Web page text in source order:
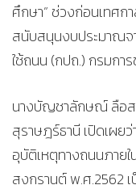
ศึกษา” ช่วงก่อนเทศก
สนับสนุนงบประมาณจ
ใช้ถนน (กปถ.) กรมกา
นางบัญชาลักษณ์ ลือส
สุราษฎร์ธานี เปิดเผย
อุบัติเหตุทางถนนภาย
สงกรานต์ พ.ศ.2562